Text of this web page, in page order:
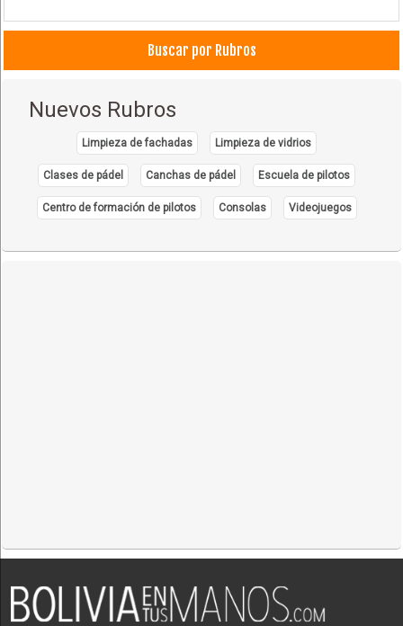
Buscar por Rubros
Nuevos Rubros
Limpieza de fachadas Limpieza de vidrios
Clases de pádel Canchas de pádel Escuela de pilotos
Centro de formación de pilotos Consolas Videojuegos